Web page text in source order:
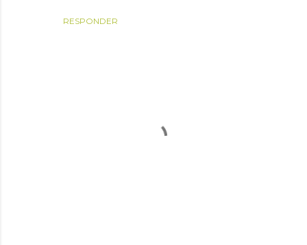
RESPONDER